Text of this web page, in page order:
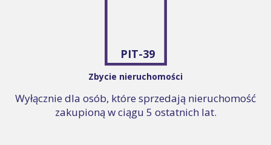
PIT-39
Zbycie nieruchomości
Wyłącznie dla osób, które sprzedają nieruchomość
zakupioną w ciągu 5 ostatnich lat.